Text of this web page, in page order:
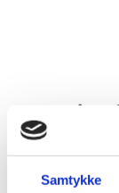
Samtykke
Dirigent: Jan-Erik